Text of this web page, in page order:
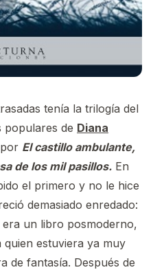
tenía la trilogía del
populares de Diana
El castillo ambulante,
de los mil pasillos. En
el primero y no le hice
demasiado enredado:
un libro posmoderno,
estuviera ya muy
de fantasía. Después de